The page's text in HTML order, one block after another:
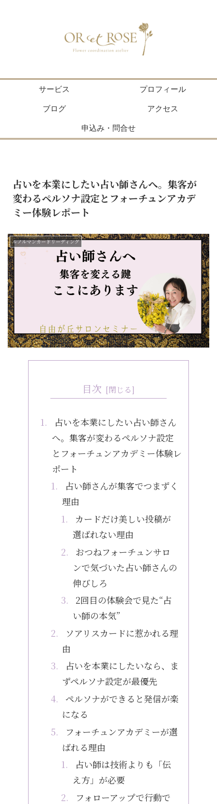
サービス プロフィール
ブログ アクセス
申込み・問合せ
占いを本業にしたい占い師さんへ。集客が
変わるペルソナ設定とフォーチュンアカデ
ミー体験レポート
ルノルマンカードリーディング
目次
占いを本業にしたい占い師さん
へ。集客が変わるペルソナ設定
とフォーチュンアカデミー体験レ
ポート
占い師さんが集客でつまずく
理由
カードだけ美しい投稿が
選ばれない理由
おつねフォーチュンサロ
ンで気づいた占い師さんの
伸びしろ
2回目の体験会で見た“占
い師の本気”
ソアリスカードに惹かれる理
由
占いを本業にしたいなら、ま
ずペルソナ設定が最優先
ペルソナができると発信が楽
になる
フォーチュンアカデミーが選
ばれる理由
占い師は技術よりも「伝
え方」が必要
フォローアップで行動で